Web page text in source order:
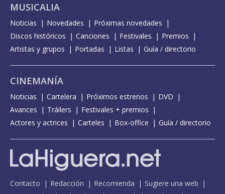
MUSICALIA
Noticias Novedades
Próximas novedades
Discos históricos
Canciones Festivales
Premios
Artistas y grupos
Portadas Listas Guía / directorio
CINEMANÍA
Noticias Cartelera Próximos estrenos
DVD
Avances
Tráilers
Festivales + premios
Actores y actrices
Carteles Box-office Guía / directorio
Contacto Redacción Recomienda
Sugiere una web